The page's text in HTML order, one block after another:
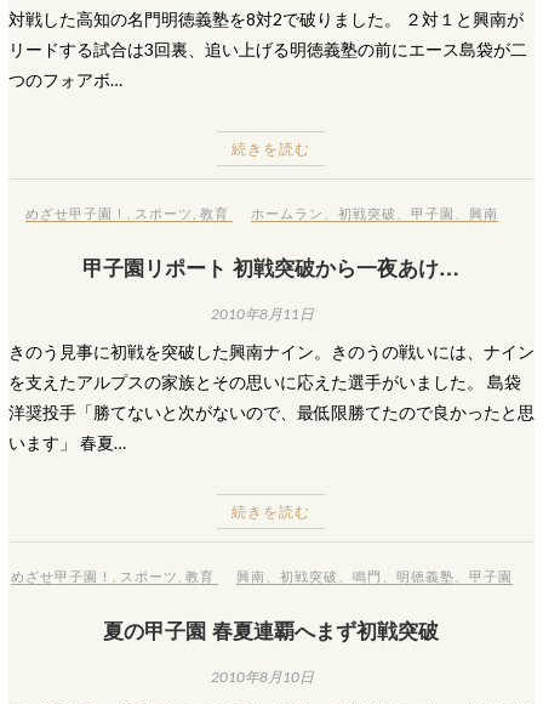
対戦した高知の名門明徳義塾を8対2で破りました。 ２対１と興南が
リードする試合は3回裏、追い上げる明徳義塾の前にエース島袋が二
つのフォアボ…
続きを読む
めざせ甲子園！ スポーツ ,教育 ホームラン 、初戦突破 、甲子園 、興南
甲子園リポート 初戦突破から一夜あけ…
2010年8月11日
きのう見事に初戦を突破した興南ナイン。きのうの戦いには、ナイン
を支えたアルプスの家族とその思いに応えた選手がいました。 島袋
洋奨投手「勝てないと次がないので、最低限勝てたので良かったと思
います」 春夏…
続きを読む
めざせ甲子園！ スポーツ ,教育 興南 、初戦突破 、鳴門 、明徳義塾 、甲子園
夏の甲子園 春夏連覇へまず初戦突破
2010年8月10日